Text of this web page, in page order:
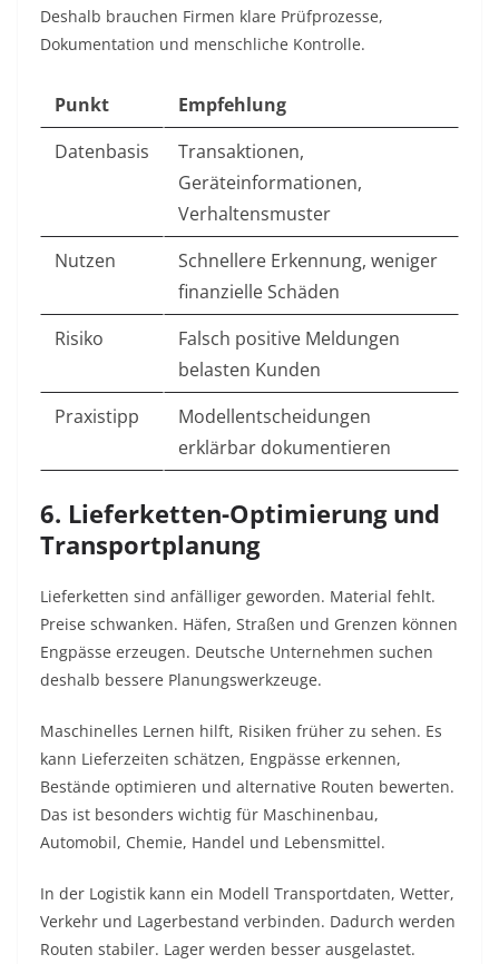
Deshalb brauchen Firmen klare Prüfprozesse,
Dokumentation und menschliche Kontrolle.
Punkt
Empfehlung
Datenbasis
Transaktionen,
Geräteinformationen,
Verhaltensmuster
Nutzen
Schnellere Erkennung, weniger
finanzielle Schäden
Risiko
Falsch positive Meldungen
belasten Kunden
Praxistipp
Modellentscheidungen
erklärbar dokumentieren
6. Lieferketten-Optimierung und
Transportplanung
Lieferketten sind anfälliger geworden. Material fehlt.
Preise schwanken. Häfen, Straßen und Grenzen können
Engpässe erzeugen. Deutsche Unternehmen suchen
deshalb bessere Planungswerkzeuge.
Maschinelles Lernen hilft, Risiken früher zu sehen. Es
kann Lieferzeiten schätzen, Engpässe erkennen,
Bestände optimieren und alternative Routen bewerten.
Das ist besonders wichtig für Maschinenbau,
Automobil, Chemie, Handel und Lebensmittel.
In der Logistik kann ein Modell Transportdaten, Wetter,
Verkehr und Lagerbestand verbinden. Dadurch werden
Routen stabiler. Lager werden besser ausgelastet.